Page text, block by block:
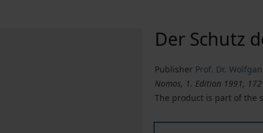
Der Schutz
Publisher Prof. Dr.
Nomos, 1. Edition 1991, 172
The product is part of the